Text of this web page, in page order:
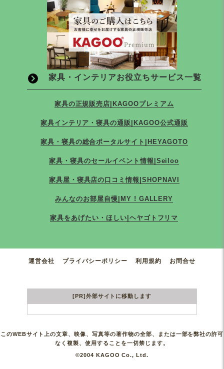
家具・インテリアお役立ちサービス一覧
家具の正規販売店|KAGOOプレミアム
家具インテリア・寝具の通販|KAGOO公式通販
家具・寝具の総合ポータルサイト|HEYAGOTO
家具・寝具のセールイベント情報|Seiloo
家具屋・寝具店の口コミ情報|SHOPNAVI
みんなのお部屋自慢|MY ! GALLERY
家具をあげたい・ほしい|ヘヤゴトフリマ
運営会社 プライバシーポリシー 利用規約 お問合せ
[PR]外部サイトに移動します
このWEBサイト上の文章、映像、写真等の著作物の全部、または一部を弊社の許可
なく複製、使用することを一切禁じます。
©2004 KAGOO Co., Ltd.